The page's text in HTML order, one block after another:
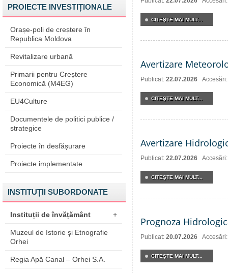
PROIECTE INVESTIȚIONALE
Orașe-poli de creștere în
Republica Moldova
Revitalizare urbană
Primarii pentru Creștere
Economică (M4EG)
EU4Culture
Documentele de politici publice /
strategice
Proiecte în desfășurare
Proiecte implementate
INSTITUȚII SUBORDONATE
Instituții de învățământ +
Muzeul de Istorie şi Etnografie
Orhei
Regia Apă Canal – Orhei S.A.
CITEŞTE MAI MULT...
Avertizare
Publicat: 22.07.2026
CITEŞTE MAI MULT...
Avertizare
Publicat: 22.07.2026
CITEŞTE MAI MULT...
Prognoza
Publicat: 20.07.2026
CITEŞTE MAI MULT...